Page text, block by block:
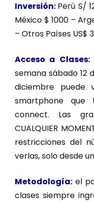
Inversión: Perú S/
México $ 1000 –
– Otros Países US$
Acceso a Clases:
semana sábado 12
diciembre puede
smartphone que
connect. Las
CUALQUIER
restricciones del
verlas, solo desde
Metodología: el
clases siempre